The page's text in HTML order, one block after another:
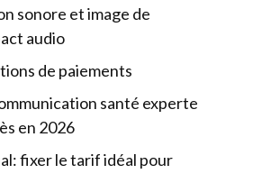
sonore et image de
audio
de paiements
santé experte
en 2026
fixer le tarif idéal pour